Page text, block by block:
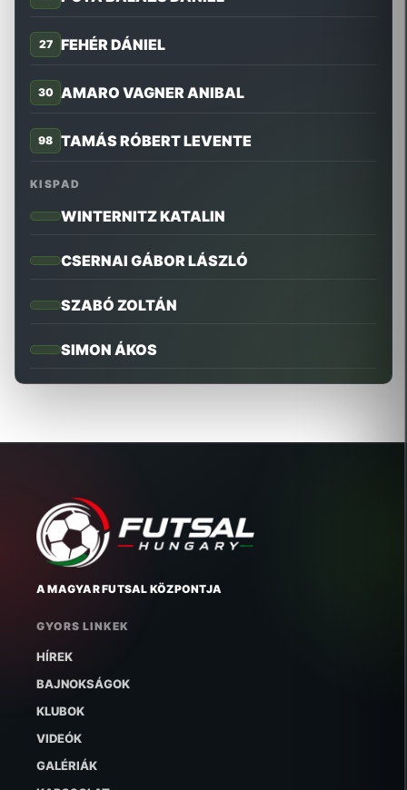
27 FEHÉR DÁNIEL
30 AMARO VAGNER ANIBAL
98 TAMÁS RÓBERT LEVENTE
KISPAD
WINTERNITZ KATALIN
CSERNAI GÁBOR LÁSZLÓ
SZABÓ ZOLTÁN
SIMON ÁKOS
A MAGYAR FUTSAL KÖZPONTJA
GYORS LINKEK
HÍREK
BAJNOKSÁGOK
KLUBOK
VIDEÓK
GALÉRIÁK